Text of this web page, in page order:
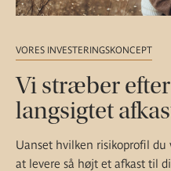
VORES INVESTERINGSKONCEPT
Vi stræber
langsigtet
Uanset hvilken risikoprofil
at levere så højt et afkast til